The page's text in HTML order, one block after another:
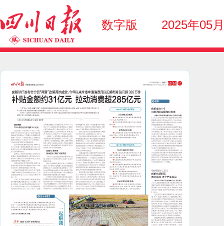
数字版 2025年05